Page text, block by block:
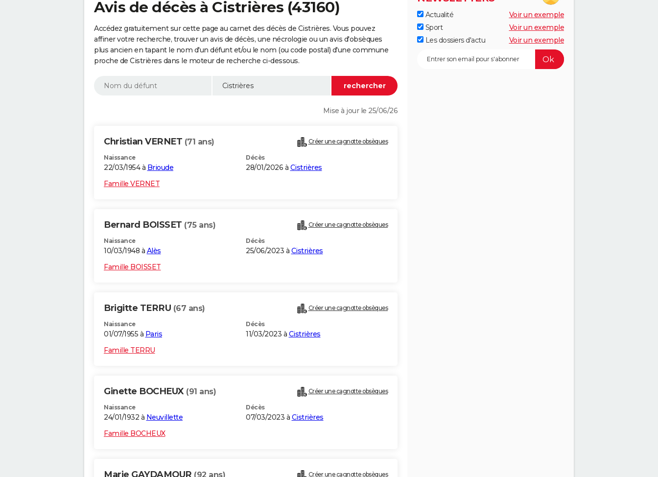
Avis de décès à Cistrières (43160)
Accédez gratuitement sur cette page au carnet des décès de Cistrières. Vous pouvez
affiner votre recherche, trouver un avis de décès, une nécrologie ou un avis d'obsèques
plus ancien en tapant le nom d'un défunt et/ou le nom (ou code postal) d'une commune
proche de Cistrières dans le moteur de recherche ci-dessous.
Mise à jour le 25/06/26
Christian VERNET (71 ans) Créer une cagnotte obsèques
Naissance
22/03/1954 à Brioude
Décès
28/01/2026 à Cistrières
Famille VERNET
Bernard BOISSET (75 ans) Créer une cagnotte obsèques
Naissance
10/03/1948 à Alès
Décès
25/06/2023 à Cistrières
Famille BOISSET
Brigitte TERRU (67 ans) Créer une cagnotte obsèques
Naissance
01/07/1955 à Paris
Décès
11/03/2023 à Cistrières
Famille TERRU
Ginette BOCHEUX (91 ans) Créer une cagnotte obsèques
Naissance
24/01/1932 à Neuvillette
Décès
07/03/2023 à Cistrières
Famille BOCHEUX
Marie GAYDAMOUR (92 ans) Créer une cagnotte obsèques
Actualité
Voir un exemple
Sport
Voir un exemple
Les dossiers d'actu
Voir un exemple